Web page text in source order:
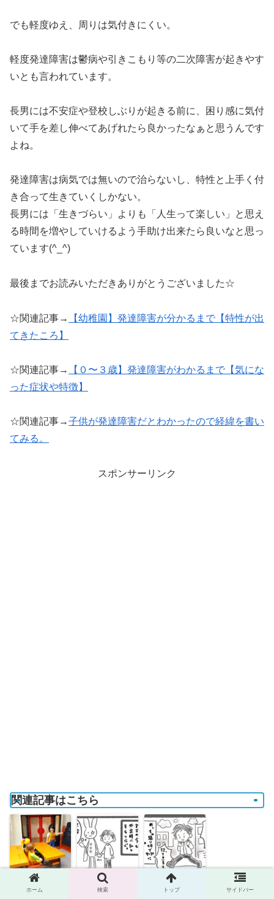
でも軽度ゆえ、周りは気付きにくい。
軽度発達障害は鬱病や引きこもり等の二次障害が起きやす
いとも言われています。
長男には不安症や登校しぶりが起きる前に、困り感に気付
いて手を差し伸べてあげれたら良かったなぁと思うんです
よね。
発達障害は病気では無いので治らないし、特性と上手く付
き合って生きていくしかない。
長男には「生きづらい」よりも「人生って楽しい」と思え
る時間を増やしていけるよう手助け出来たら良いなと思っ
ています(^_^)
最後までお読みいただきありがとうございました☆
☆関連記事→
【幼稚園】発達障害が分かるまで【特性が出
てきたころ】
☆関連記事→
【０〜３歳】発達障害がわかるまで【気にな
った症状や特徴】
☆関連記事→子供が発達障害だとわかったので経緯を書い
てみる。
スポンサーリンク
関連記事はこちら
【軽度発達障
発達障害男子の
【普通学級】
ホーム 検索 トップ サイドバー